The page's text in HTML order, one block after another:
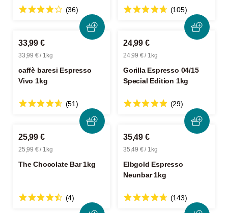
(36) (105)
33,99 €
33,99 € / 1kg
caffè baresi Espresso
Vivo 1kg
(51)
24,99 €
24,99 € / 1kg
Gorilla Espresso 04/15
Special Edition 1kg
(29)
25,99 €
25,99 € / 1kg
The Chocolate Bar 1kg
(4)
35,49 €
35,49 € / 1kg
Elbgold Espresso
Neunbar 1kg
(143)